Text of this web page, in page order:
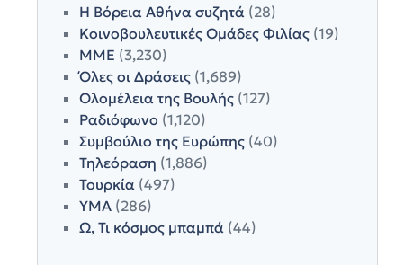
Η Βόρεια Αθήνα συζητά(28)
Κοινοβουλευτικές Ομάδες Φιλίας(19)
ΜΜΕ (3,230)
Όλες οι Δράσεις(1,689)
Ολομέλεια της Βουλής(127)
Ραδιόφωνο (1,120)
Συμβούλιο της Ευρώπης(40)
Τηλεόραση (1,886)
Τουρκία(497)
ΥΜΑ(286)
Ω, Τι κόσμος μπαμπά(44)